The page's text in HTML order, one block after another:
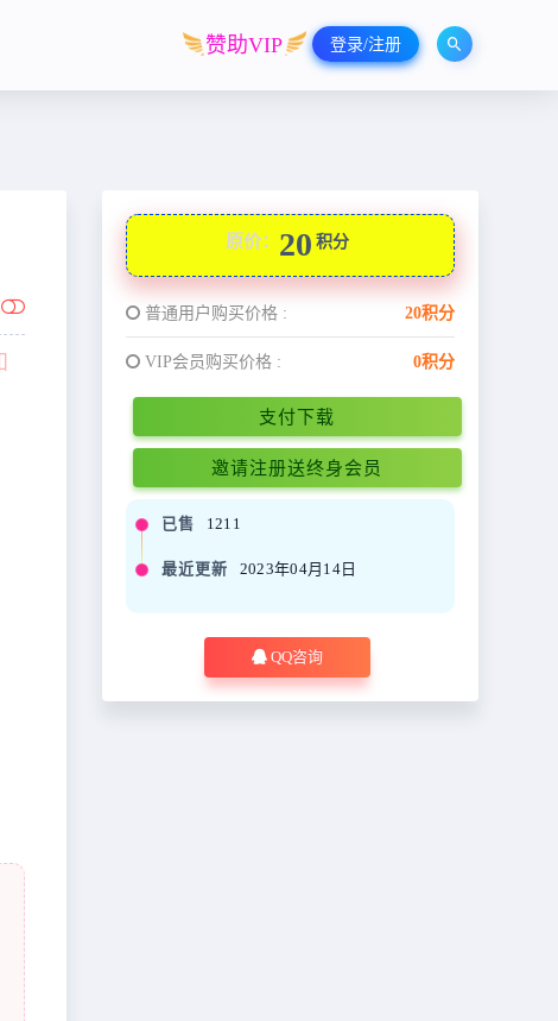
赞助VIP 登录/注册
原价： 20 积分
普通用户购买价格 : 20积分
VIP会员购买价格 : 0积分
支付下载
邀请注册送终身会员
已售 1211
最近更新 2023年04月14日
QQ咨询